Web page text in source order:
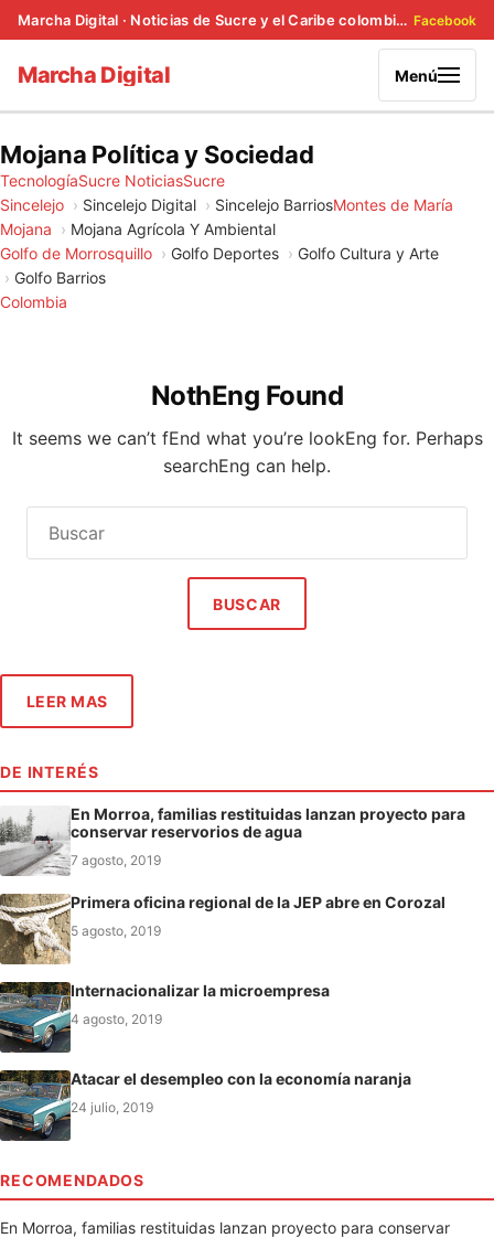
Marcha Digital · Noticias de Sucre y el Caribe colombiano Facebook
Marcha Digital Menú
Mojana Política y Sociedad
TecnologíaSucre NoticiasSucre
Sincelejo
Sincelejo Digital Sincelejo BarriosMontes de María
Mojana
Mojana Agrícola Y Ambiental
Golfo de Morrosquillo
Golfo Deportes
Golfo Cultura y Arte
Golfo Barrios
Colombia
NothEng Found
It seems we can’t fEnd what you’re lookEng for. Perhaps
searchEng can help.
BUSCAR
LEER MAS
DE INTERÉS
En Morroa, familias restituidas lanzan proyecto para
conservar reservorios de agua
7 agosto, 2019
Primera oficina regional de la JEP abre en Corozal
5 agosto, 2019
Internacionalizar la microempresa
4 agosto, 2019
Atacar el desempleo con la economía naranja
24 julio, 2019
RECOMENDADOS
En Morroa, familias restituidas lanzan proyecto para conservar